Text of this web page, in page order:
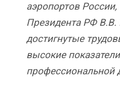
аэропортов России,
Президента РФ В.В.
достигнутые
высокие
профессиональной